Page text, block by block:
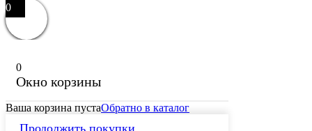
0
0
Окно корзины
Ваша корзина пустаОбратно в каталог
Продолжить покупки